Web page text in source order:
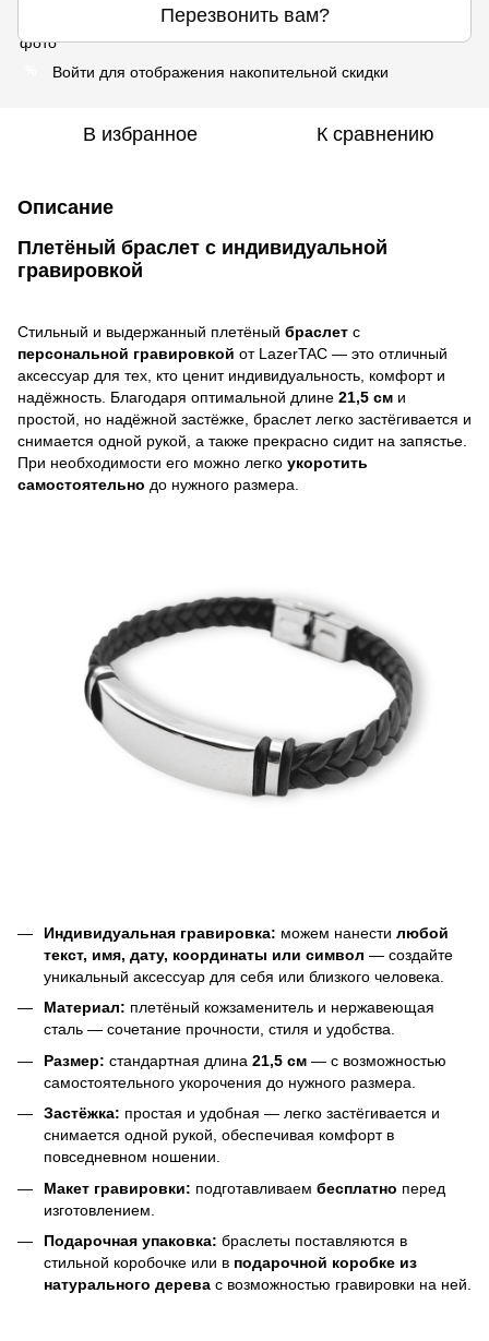
Перезвонить вам?
Войти для отображения накопительной скидки
В избранное К сравнению
Описание
Плетёный браслет с индивидуальной
гравировкой
Стильный и выдержанный плетёный браслет с
персональной гравировкой от LazerTAC — это отличный
аксессуар для тех, кто ценит индивидуальность, комфорт и
надёжность. Благодаря оптимальной длине 21,5 см и
простой, но надёжной застёжке, браслет легко застёгивается и
снимается одной рукой, а также прекрасно сидит на запястье.
При необходимости его можно легко укоротить
самостоятельно до нужного размера.
Индивидуальная гравировка: можем нанести любой
текст, имя, дату, координаты или символ — создайте
уникальный аксессуар для себя или близкого человека.
Материал: плетёный кожзаменитель и нержавеющая
сталь — сочетание прочности, стиля и удобства.
Размер: стандартная длина 21,5 см — с возможностью
самостоятельного укорочения до нужного размера.
Застёжка: простая и удобная — легко застёгивается и
снимается одной рукой, обеспечивая комфорт в
повседневном ношении.
Макет гравировки: подготавливаем бесплатно перед
изготовлением.
Подарочная упаковка: браслеты поставляются в
стильной коробочке или в подарочной коробке из
натурального дерева с возможностью гравировки на ней.